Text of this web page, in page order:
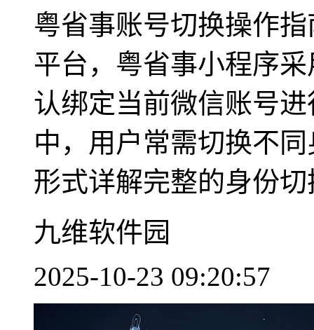
粤省事账号切换操作
平台，粤省事小程序
认绑定当前微信账号
中，用户常需切换不
形式详解完整的身份切
九维软件园
2025-10-23 09:20:57